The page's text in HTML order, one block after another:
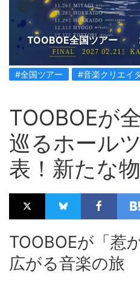
TOOBOE全国ツアー
#全国ツアー #音楽クリエイ
TOOBOEが
巡るホール
表！新たな
TOOBOEが「惹
広がる音楽の旅